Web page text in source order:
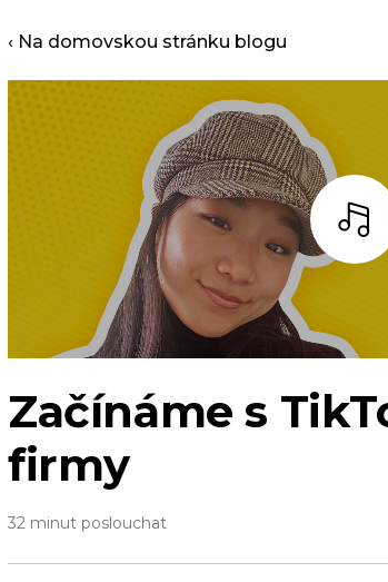
‹ Na domovskou stránku blogu
Začínáme s
firmy
32 minut poslouchat